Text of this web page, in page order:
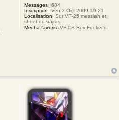
Messages: 684
Inscription: Ven 2 Oct 2009 19:21
Localisation: Sur VF-25 messiah et
shoot du vajras
Mecha favoris: VF-0S Roy Focker's